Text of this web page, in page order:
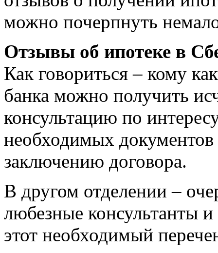
можно почерпнуть
Отзывы об ипотеке в
Как говориться – кому
банка можно получить
консультацию по
необходимых документов
заключению договора.
В другом отделении –
любезные консультанты
этот необходимый